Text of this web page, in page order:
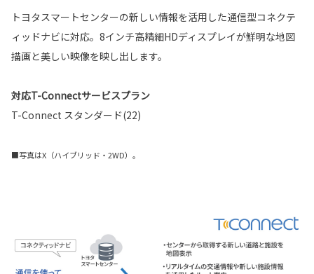
トヨタスマートセンターの新しい情報を活用した通信型コネクテ
ィッドナビに対応。8インチ高精細HDディスプレイが鮮明な地図
描画と美しい映像を映し出します。
対応T-Connectサービスプラン
T-Connect スタンダード(22)
■写真はX（ハイブリッド・2WD）。